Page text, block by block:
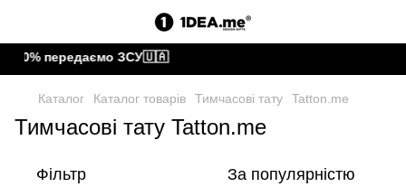
передаємо ЗСУ🇺🇦
Каталог Каталог товарів Тимчасові тату Tatton.me
Тимчасові тату Tatton.me
Фільтр За популярністю